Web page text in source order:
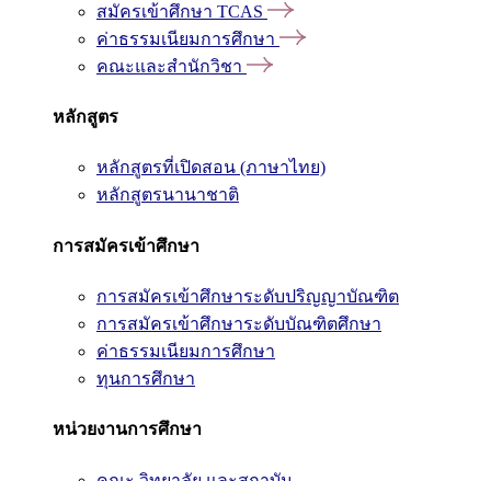
สมัครเข้าศึกษา TCAS
ค่าธรรมเนียมการศึกษา
คณะและสำนักวิชา
หลักสูตร
หลักสูตรที่เปิดสอน (ภาษาไทย)
หลักสูตรนานาชาติ
การสมัครเข้าศึกษา
การสมัครเข้าศึกษาระดับปริญญาบัณฑิต
การสมัครเข้าศึกษาระดับบัณฑิตศึกษา
ค่าธรรมเนียมการศึกษา
ทุนการศึกษา
หน่วยงานการศึกษา